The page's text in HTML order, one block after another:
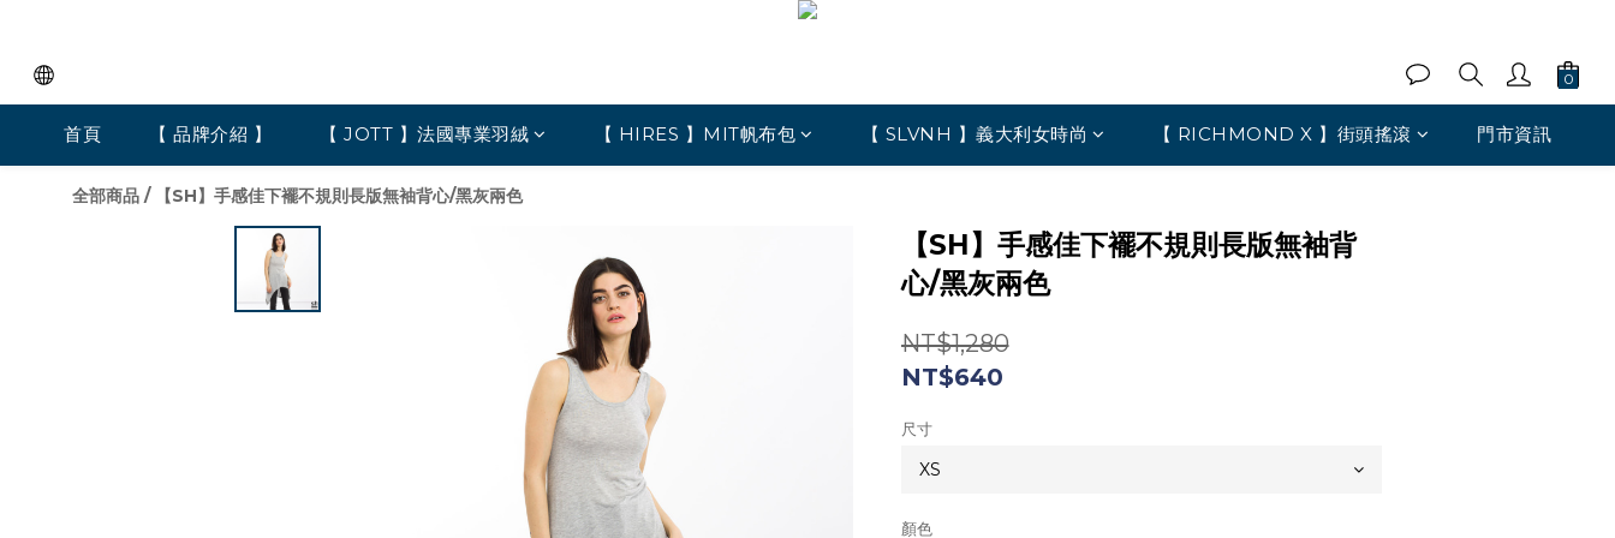
首頁 【 品牌介紹 】 【 JOTT 】法國專業羽絨 【 HIRES 】MIT帆布包 【 SLVNH 】義大利女時尚 【 RICHMOND X 】街頭搖滾 門市資訊
全部商品 / 【SH】手感佳下襬不規則長版無袖背心/黑灰兩色
【SH】手感佳下襬不規則長版無袖背
心/黑灰兩色
NT$1,280
NT$640
尺寸
顏色